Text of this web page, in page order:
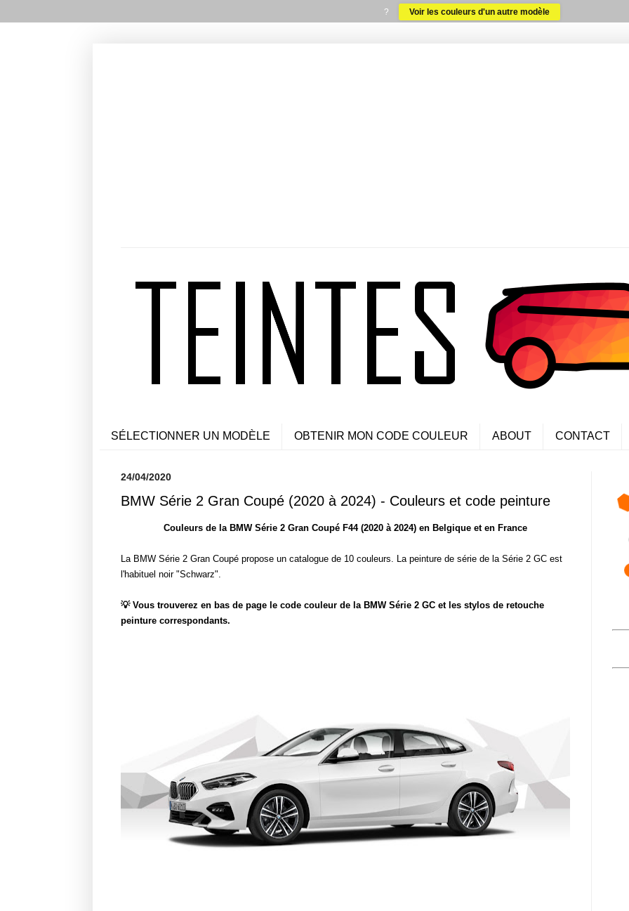
SÉLECTIONNER UN MODÈLE OBTENIR MON CODE COULEUR ABOUT CONTACT
24/04/2020
BMW Série 2 Gran Coupé (2020 à 2024) - Couleurs et code peinture
Couleurs de la BMW Série 2 Gran Coupé F44 (2020 à 2024) en Belgique et en France
La BMW Série 2 Gran Coupé propose un catalogue de 10 couleurs. La peinture de série de la Série 2 GC est
l'habituel noir "Schwarz".
💡 Vous trouverez en bas de page le code couleur de la BMW Série 2 GC et les stylos de retouche
peinture correspondants.
? Voir les couleurs d'un autre modèle